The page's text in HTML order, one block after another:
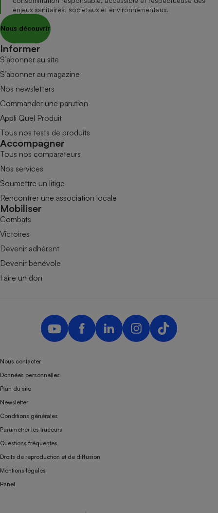
enjeux sanitaires, sociétaux et environnementaux.
Nous découvrir
Informer
S’abonner au site
S’abonner au magazine
Nos newsletters
Commander une parution
Appli Quel Produit
Tous nos tests de produits
Accompagner
Tous nos comparateurs
Nos services
Soumettre un litige
Rencontrer une association locale
Mobiliser
Combats
Victoires
Devenir adhérent
Devenir bénévole
Faire un don
Nous contacter
Données personnelles
Plan du site
Newsletter
Conditions générales
Paramétrer les traceurs
Questions fréquentes
Droits de reproduction et de diffusion
Mentions légales
Panel